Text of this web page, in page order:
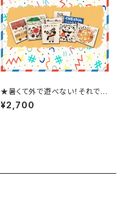
★暑くて外で遊べない！それでは
おうちで絵本タイム！★【8月スタ
ート！】1〜2才ブッククラブ(絵本
¥2,700